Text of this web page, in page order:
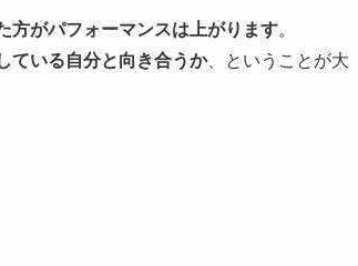
方がパフォーマンスは上がります。
ている自分と向き合うか、ということが大